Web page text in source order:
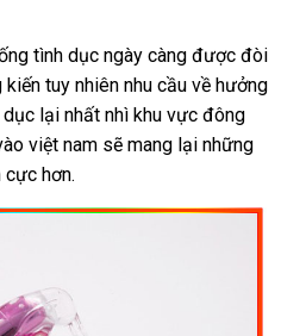
tình dục ngày càng Mỹ
được đòi
tuy nhiên nhu cầu về hưởng
lại nhất nhì khu vực đông
việt nam giá
sẽ mang lại giá
những
hơn.